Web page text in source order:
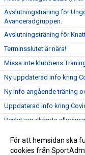
Avslutningsträning för
Avanceradgruppen.
Avslutningsträning för
Terminsslutet är nära!
Missa inte klubbens
Ny uppdaterad info kring
Ny info angående träning
Uppdaterad info kring
Beslut om skärpta
Resultat Bohus-dal Cup
För att hemsidan ska
cookies från